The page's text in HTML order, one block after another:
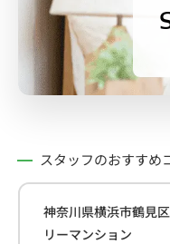
スタッフのおすすめ
神奈川県横浜市鶴見
リーマンション